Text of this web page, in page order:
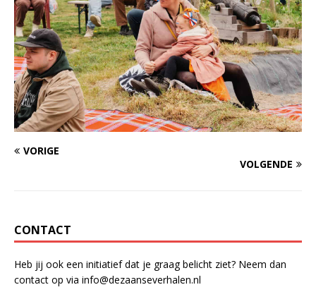
VORIGE
VOLGENDE
CONTACT
Heb jij ook een initiatief dat je graag belicht ziet? Neem dan
contact op via info@dezaanseverhalen.nl